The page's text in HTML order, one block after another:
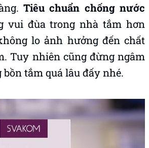
Tiêu chuẩn chống nước
vui đùa trong nhà tắm hơn
lo ảnh hưởng đến chất
Tuy nhiên cũng đừng ngâm
tắm quá lâu đấy nhé.